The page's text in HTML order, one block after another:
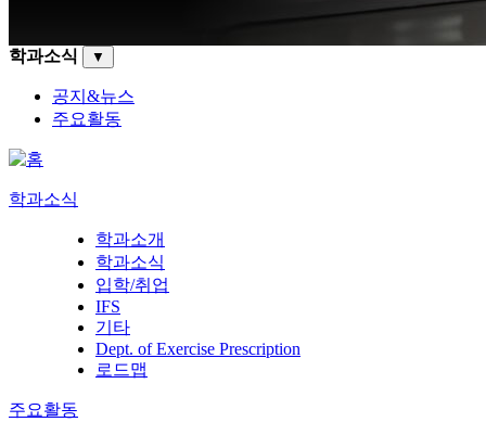
학과소식 ▼
공지&뉴스
주요활동
학과소식
학과소개
학과소식
입학/취업
IFS
기타
Dept. of Exercise Prescription
로드맵
주요활동